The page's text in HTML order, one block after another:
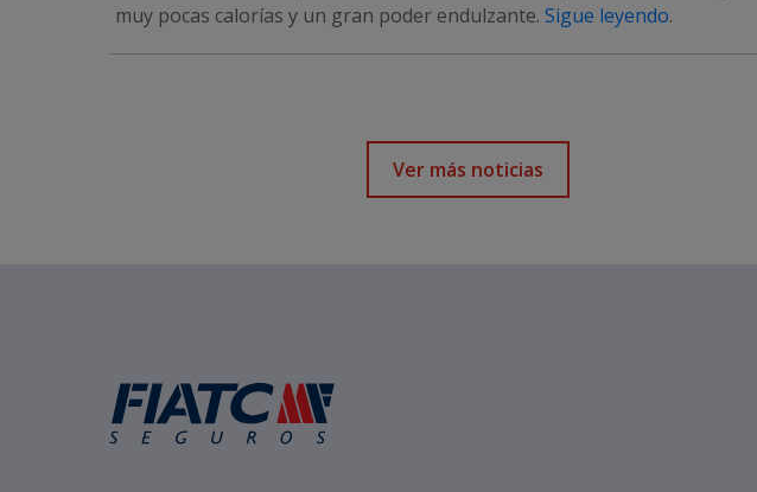
muy pocas calorías y un gran poder endulzante. Sigue leyendo.
Ver más noticias